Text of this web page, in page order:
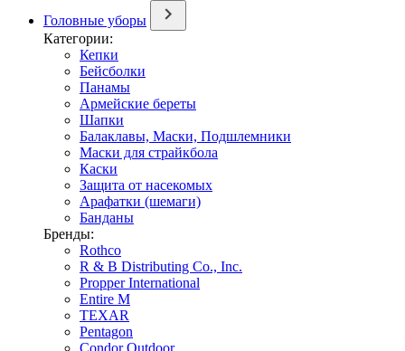
Головные уборы
Категории:
Кепки
Бейсболки
Панамы
Армейские береты
Шапки
Балаклавы, Маски, Подшлемники
Маски для страйкбола
Каски
Защита от насекомых
Арафатки (шемаги)
Банданы
Бренды:
Rothco
R & B Distributing Co., Inc.
Propper International
Entire M
TEXAR
Pentagon
Condor Outdoor